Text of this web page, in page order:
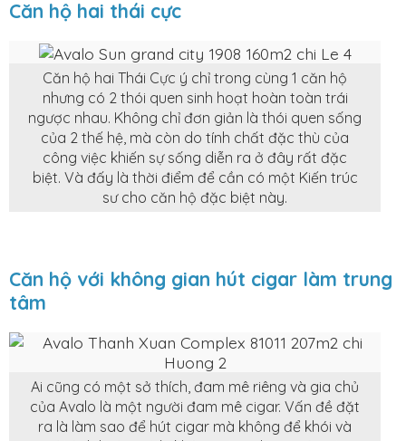
Căn hộ hai thái cực
Căn hộ hai Thái Cực ý chỉ trong cùng 1 căn hộ
nhưng có 2 thói quen sinh hoạt hoàn toàn trái
ngược nhau. Không chỉ đơn giản là thói quen sống
của 2 thế hệ, mà còn do tính chất đặc thù của
công việc khiến sự sống diễn ra ở đây rất đặc
biệt. Và đấy là thời điểm để cần có một Kiến trúc
sư cho căn hộ đặc biệt này.
Căn hộ với không gian hút cigar làm trung
tâm
Ai cũng có một sở thích, đam mê riêng và gia chủ
của Avalo là một người đam mê cigar. Vấn đề đặt
ra là làm sao để hút cigar mà không để khói và